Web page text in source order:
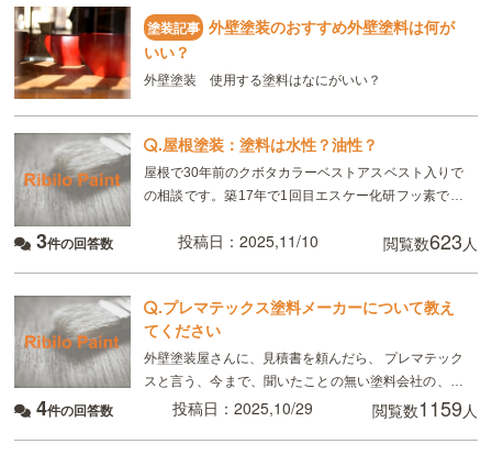
塗装記事 外壁塗装のおすすめ外壁塗料は何が
いい？
外壁塗装 使用する塗料はなにがいい？
.屋根塗装：塗料は水性？油性？
屋根で30年前のクボタカラーベストアスベスト入りで
の相談です。築17年で1回目エスケー化研フッ素で塗
た。今回築30年で塗装するのに油性か水性か業者で提
3件の回答数 投稿日：2025,11/10 閲覧数623 人
.プレマテックス塗料メーカーについて教え
てください
外壁塗装屋さんに、見積書を頼んだら、 プレマテック
スと言う、今まで、聞いたことの無い塗料会社の、グ
ランデと言う、今年の4月に 新発売された、塗料を勧
4件の回答数 投稿日：2025,10/29 閲覧数1159 人